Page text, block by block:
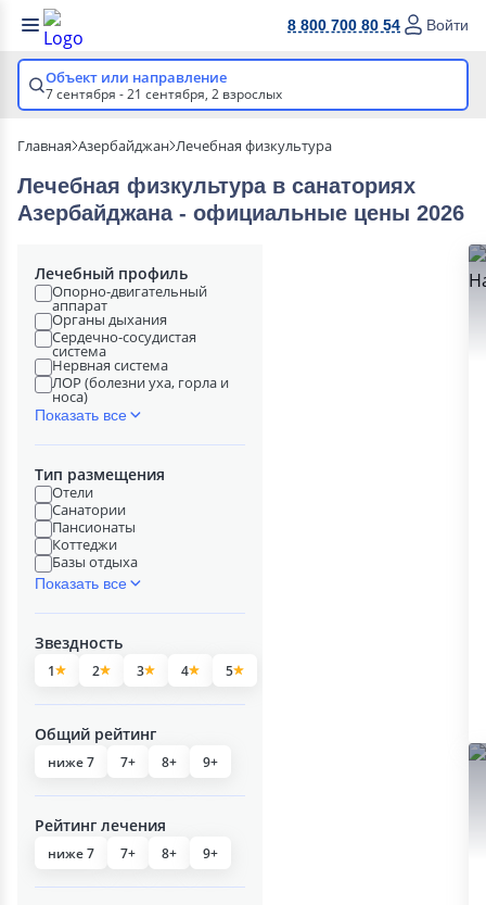
8 800 700 80 54 Войти
Объект или направление
7 сентября - 21 сентября, 2 взрослых
Главная Азербайджан Лечебная физкультура
Лечебная физкультура в cанаториях
Азербайджана - официальные цены 2026
Лечебный профиль
Опорно-двигательный
аппарат
Органы дыхания
Сердечно-сосудистая
система
Нервная система
ЛОР (болезни уха, горла и
носа)
Показать все
Тип размещения
Отели
Санатории
Пансионаты
Коттеджи
Базы отдыха
Показать все
Звездность
1 2 3 4 5
Общий рейтинг
ниже 7 7+ 8+ 9+
Рейтинг лечения
ниже 7 7+ 8+ 9+